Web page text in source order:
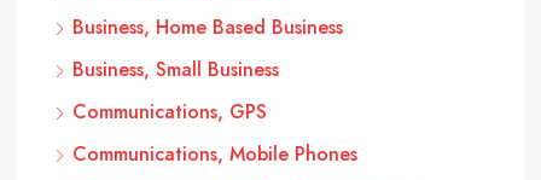
Business, Home Based Business
Business, Small Business
Communications, GPS
Communications, Mobile Phones